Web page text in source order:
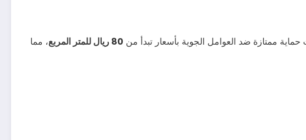
حماية ممتازة ضد العوامل الجوية بأسعار تبدأ من 80 ريال للمتر المربع
، مما